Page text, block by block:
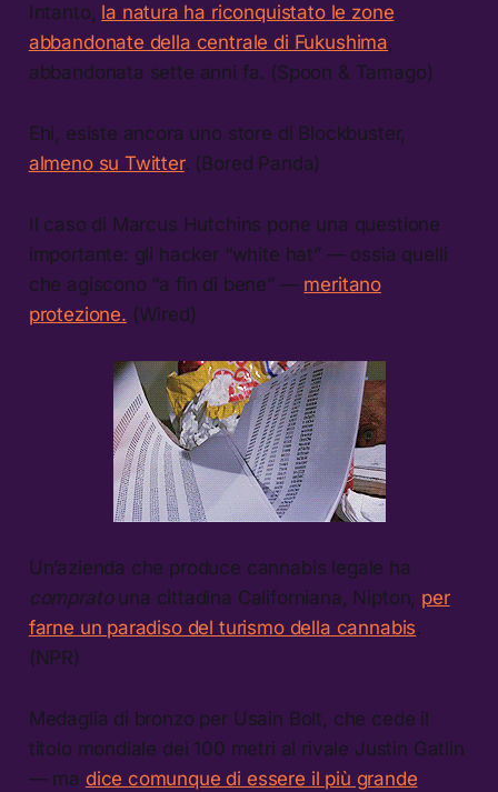
Intanto, la natura ha riconquistato le zone
abbandonate della centrale di Fukushima,
abbandonata sette anni fa. (Spoon & Tamago)
Ehi, esiste ancora uno store di Blockbuster,
almeno su Twitter. (Bored Panda)
Il caso di Marcus Hutchins pone una questione
importante: gli hacker “white hat” — ossia quelli
che agiscono “a fin di bene” — meritano
protezione. (Wired)
Un’azienda che produce cannabis legale ha
comprato una cittadina Californiana, Nipton, per
farne un paradiso del turismo della cannabis.
(NPR)
Medaglia di bronzo per Usain Bolt, che cede il
titolo mondiale dei 100 metri al rivale Justin Gatlin
— ma dice comunque di essere il più grande